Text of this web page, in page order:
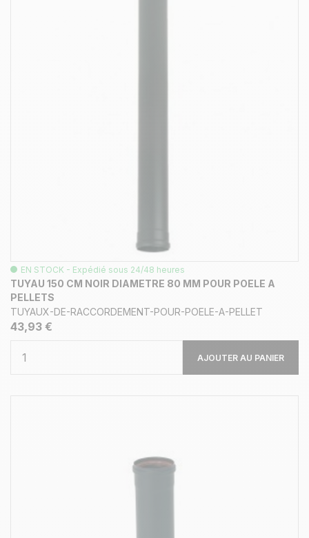
EN STOCK - Expédié sous 24/48 heures
TUYAU 150 CM NOIR DIAMETRE 80 MM POUR POELE A
PELLETS
TUYAUX-DE-RACCORDEMENT-POUR-POELE-A-PELLET
43,93 €
AJOUTER AU PANIER